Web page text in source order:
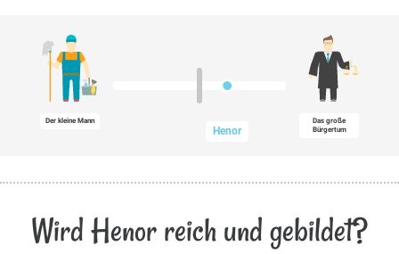
Der kleine Mann
Henor
Das große
Bürgertum
Wird Henor reich und gebildet?